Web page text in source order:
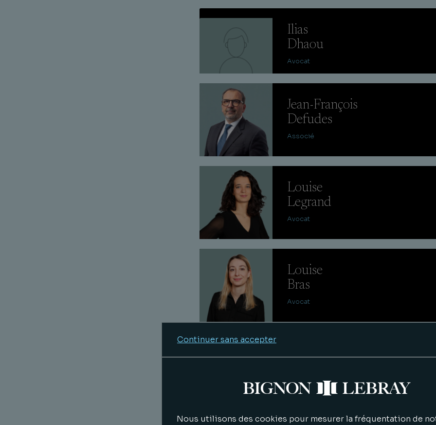
Ilias
Dhaou
Avocat
Jean-François
Defudes
Associé
Louise
Legrand
Avocat
Louise
Bras
Avocat
Gauthier
Avocat
Continuer sans accepter
Nous utilisons des cookies pour mesurer la fréquentation de